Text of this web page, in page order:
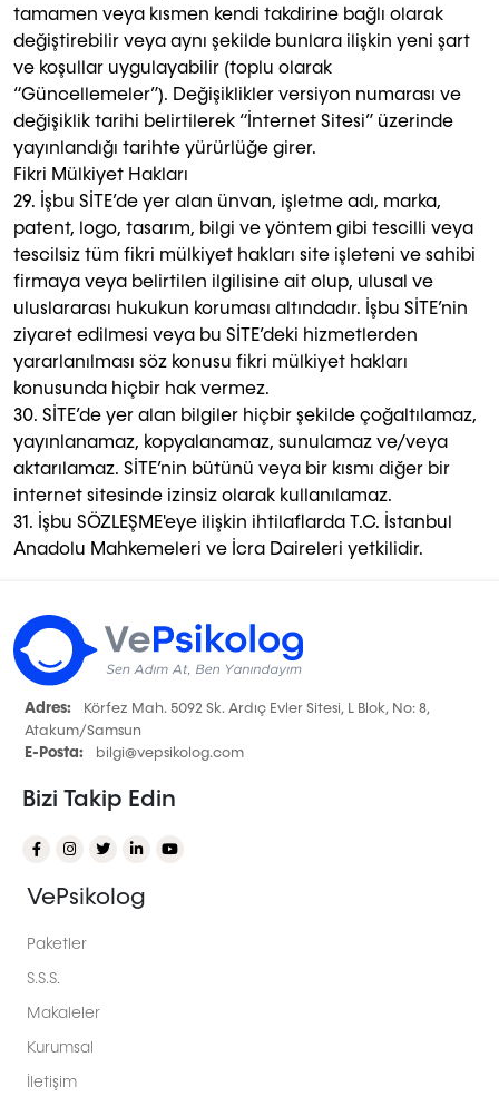
tamamen veya kısmen kendi takdirine bağlı olarak
değiştirebilir veya aynı şekilde bunlara ilişkin yeni şart
ve koşullar uygulayabilir (toplu olarak
“Güncellemeler”). Değişiklikler versiyon numarası ve
değişiklik tarihi belirtilerek “İnternet Sitesi” üzerinde
yayınlandığı tarihte yürürlüğe girer.
Fikri Mülkiyet Hakları
29. İşbu SİTE’de yer alan ünvan, işletme adı, marka,
patent, logo, tasarım, bilgi ve yöntem gibi tescilli veya
tescilsiz tüm fikri mülkiyet hakları site işleteni ve sahibi
firmaya veya belirtilen ilgilisine ait olup, ulusal ve
uluslararası hukukun koruması altındadır. İşbu SİTE’nin
ziyaret edilmesi veya bu SİTE’deki hizmetlerden
yararlanılması söz konusu fikri mülkiyet hakları
konusunda hiçbir hak vermez.
30. SİTE’de yer alan bilgiler hiçbir şekilde çoğaltılamaz,
yayınlanamaz, kopyalanamaz, sunulamaz ve/veya
aktarılamaz. SİTE’nin bütünü veya bir kısmı diğer bir
internet sitesinde izinsiz olarak kullanılamaz.
31. İşbu SÖZLEŞME'eye ilişkin ihtilaflarda T.C. İstanbul
Anadolu Mahkemeleri ve İcra Daireleri yetkilidir.
Adres:
Körfez Mah. 5092 Sk. Ardıç Evler Sitesi, L Blok, No: 8,
Atakum/Samsun
E-Posta: bilgi@vepsikolog.com
Bizi Takip Edin
VePsikolog
Paketler
S.S.S.
Makaleler
Kurumsal
İletişim